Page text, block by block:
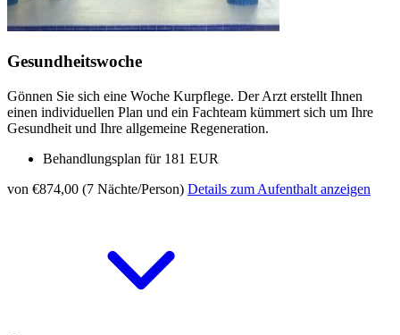
Gesundheitswoche
Gönnen Sie sich eine Woche Kurpflege. Der Arzt erstellt Ihnen
einen individuellen Plan und ein Fachteam kümmert sich um Ihre
Gesundheit und Ihre allgemeine Regeneration.
Behandlungsplan für 181 EUR
von €874,00 (7 Nächte/Person) Details zum Aufenthalt anzeigen